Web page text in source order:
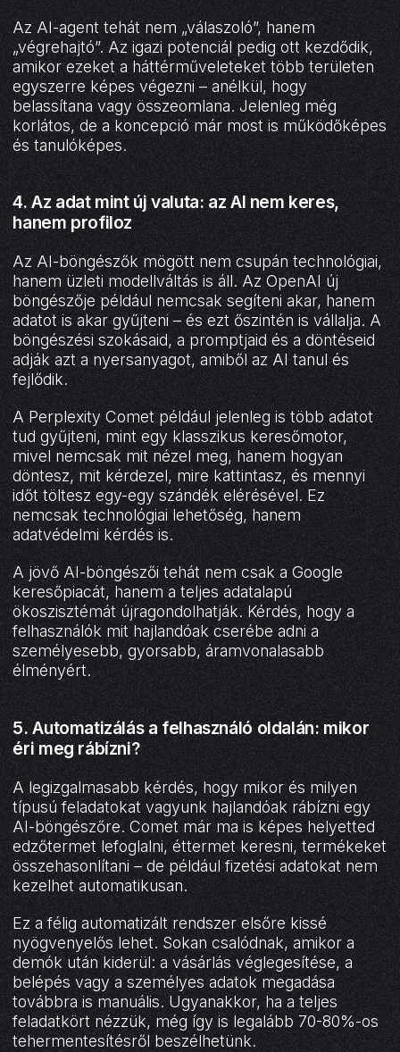
Az AI-agent tehát nem „válaszoló”, hanem
„végrehajtó”. Az igazi potenciál pedig ott kezdődik,
amikor ezeket a háttérműveleteket több területen
egyszerre képes végezni – anélkül, hogy
belassítana vagy összeomlana. Jelenleg még
korlátos, de a koncepció már most is működőképes
és tanulóképes.
4. Az adat mint új valuta: az AI nem keres,
hanem profiloz
Az AI-böngészők mögött nem csupán technológiai,
hanem üzleti modellváltás is áll. Az OpenAI új
böngészője például nemcsak segíteni akar, hanem
adatot is akar gyűjteni – és ezt őszintén is vállalja. A
böngészési szokásaid, a promptjaid és a döntéseid
adják azt a nyersanyagot, amiből az AI tanul és
fejlődik.
A Perplexity Comet például jelenleg is több adatot
tud gyűjteni, mint egy klasszikus keresőmotor,
mivel nemcsak mit nézel meg, hanem hogyan
döntesz, mit kérdezel, mire kattintasz, és mennyi
időt töltesz egy-egy szándék elérésével. Ez
nemcsak technológiai lehetőség, hanem
adatvédelmi kérdés is.
A jövő AI-böngészői tehát nem csak a Google
keresőpiacát, hanem a teljes adatalapú
ökoszisztémát újragondolhatják. Kérdés, hogy a
felhasználók mit hajlandóak cserébe adni a
személyesebb, gyorsabb, áramvonalasabb
élményért.
5. Automatizálás a felhasználó oldalán: mikor
éri meg rábízni?
A legizgalmasabb kérdés, hogy mikor és milyen
típusú feladatokat vagyunk hajlandóak rábízni egy
AI-böngészőre. Comet már ma is képes helyetted
edzőtermet lefoglalni, éttermet keresni, termékeket
összehasonlítani – de például fizetési adatokat nem
kezelhet automatikusan.
Ez a félig automatizált rendszer elsőre kissé
nyögvenyelős lehet. Sokan csalódnak, amikor a
demók után kiderül: a vásárlás véglegesítése, a
belépés vagy a személyes adatok megadása
továbbra is manuális. Ugyanakkor, ha a teljes
feladatkört nézzük, még így is legalább 70-80%-os
tehermentesítésről beszélhetünk.